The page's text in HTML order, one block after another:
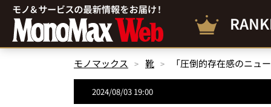
モノマックス 靴
2024/08/03 19:00